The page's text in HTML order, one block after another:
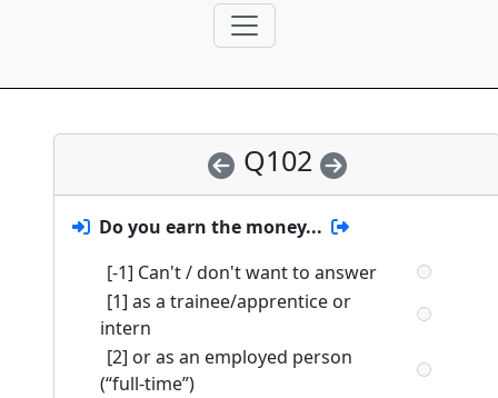
Q102
Do you earn the money...
[-1] Can't / don't want to answer
[1] as a trainee/apprentice or
intern
[2] or as an employed person
(“full-time”)